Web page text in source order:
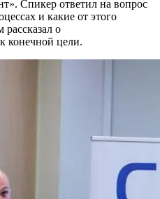
Спикер ответил на вопрос
и какие от этого
о
конечной цели.